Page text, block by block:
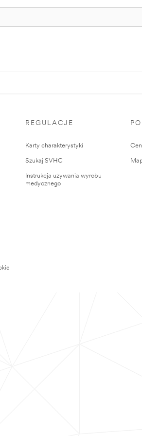
REGULACJE
Karty charakterystyki
Szukaj SVHC
Instrukcja używania wyrobu
medycznego